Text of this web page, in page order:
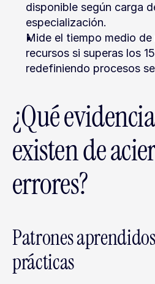
disponible según carga
especialización.
Mide el tiempo medio
recursos si superas los
redefiniendo procesos
¿Qué
existen de
errores?
Patrones
prácticas